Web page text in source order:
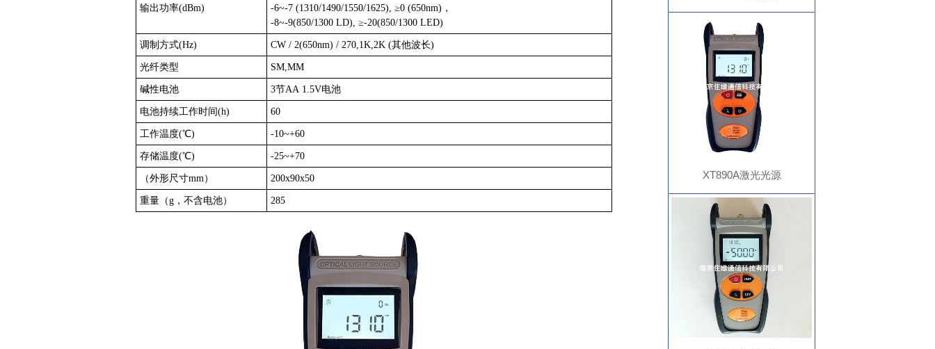
输出功率(dBm)
-6~-7 (1310/1490/1550/1625), ≥0 (650nm)，
-8~-9(850/1300 LD), ≥-20(850/1300 LED)
调制方式(Hz) CW / 2(650nm) / 270,1K,2K (其他波长)
光纤类型 SM,MM
碱性电池 3节AA 1.5V电池
电池持续工作时间(h) 60
工作温度(℃) -10~+60
存储温度(℃) -25~+70
（外形尺寸mm） 200x90x50
重量（g，不含电池） 285
XT890A激光光源